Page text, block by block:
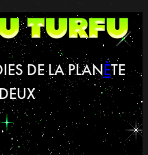
DE LA PLANÈTE